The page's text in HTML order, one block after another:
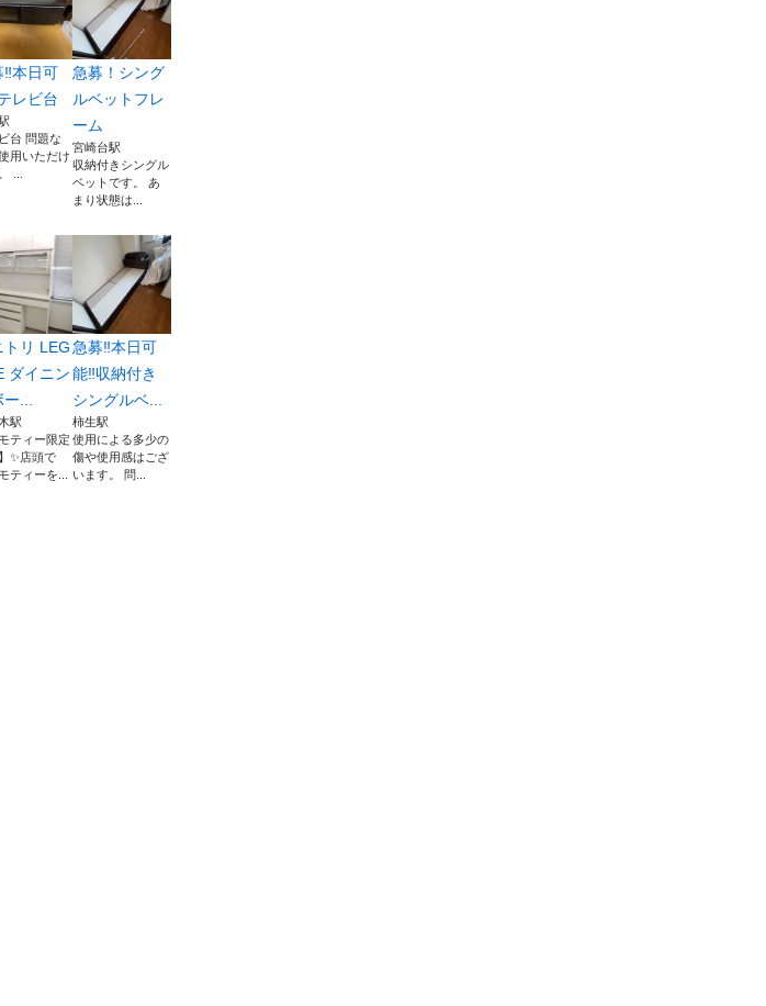
‼️本日可
レビ台
台 問題な
用いただけ
...
急募！シング
ルベットフレ
ーム
宮崎台駅
収納付きシングル
ベットです。 あ
まり状態は...
トリ LEG
ダイニン
...
駅
モティー限定
✨店頭で
ティーを...
急募‼️本日可
能‼️収納付き
シングルベ...
柿生駅
使用による多少の
傷や使用感はござ
います。 問...